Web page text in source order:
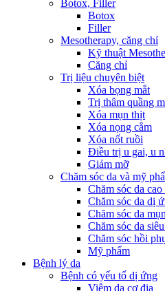
Botox, Filler
Botox
Filler
Mesotherapy, căng chỉ
Kỹ thuật
Căng chỉ
Trị liệu chuyên biệt
Xóa bọng mắt
Trị thâm quầng
Xóa mụn thịt
Xóa nọng cằm
Xóa nốt ruồi
Điều trị u gai, u
Giảm mỡ
Chăm sóc da và mỹ
Chăm sóc da cao
Chăm sóc da dị
Chăm sóc da mụn
Chăm sóc da
Chăm sóc hồi
Mỹ phẩm
Bệnh lý da
Bệnh có yếu tố dị ứng
Viêm da cơ địa